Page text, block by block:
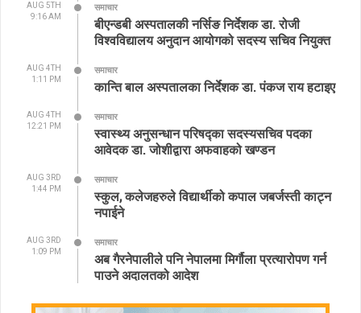
AUG 5TH
9:16 AM
समाचार
बीएन्डबी अस्पतालकी नर्सिङ निर्देशक डा. रोजी
विश्वविद्यालय अनुदान आयोगको सदस्य सचिव नियुक्त
AUG 4TH
1:11 PM
समाचार
कान्ति बाल अस्पतालका निर्देशक डा. पंकज राय हटाइए
AUG 4TH
12:21 PM
समाचार
स्वास्थ्य अनुसन्धान परिषद्का सदस्यसचिव पदका
आवेदक डा. जोशीद्वारा अफवाहको खण्डन
AUG 3RD
1:44 PM
समाचार
स्कुल, कलेजहरुले विद्यार्थीको कपाल जबर्जस्ती काट्न
नपाईने
AUG 3RD
1:09 PM
समाचार
अब गैरनेपालीले पनि नेपालमा मिर्गौला प्रत्यारोपण गर्न
पाउने अदालतको आदेश